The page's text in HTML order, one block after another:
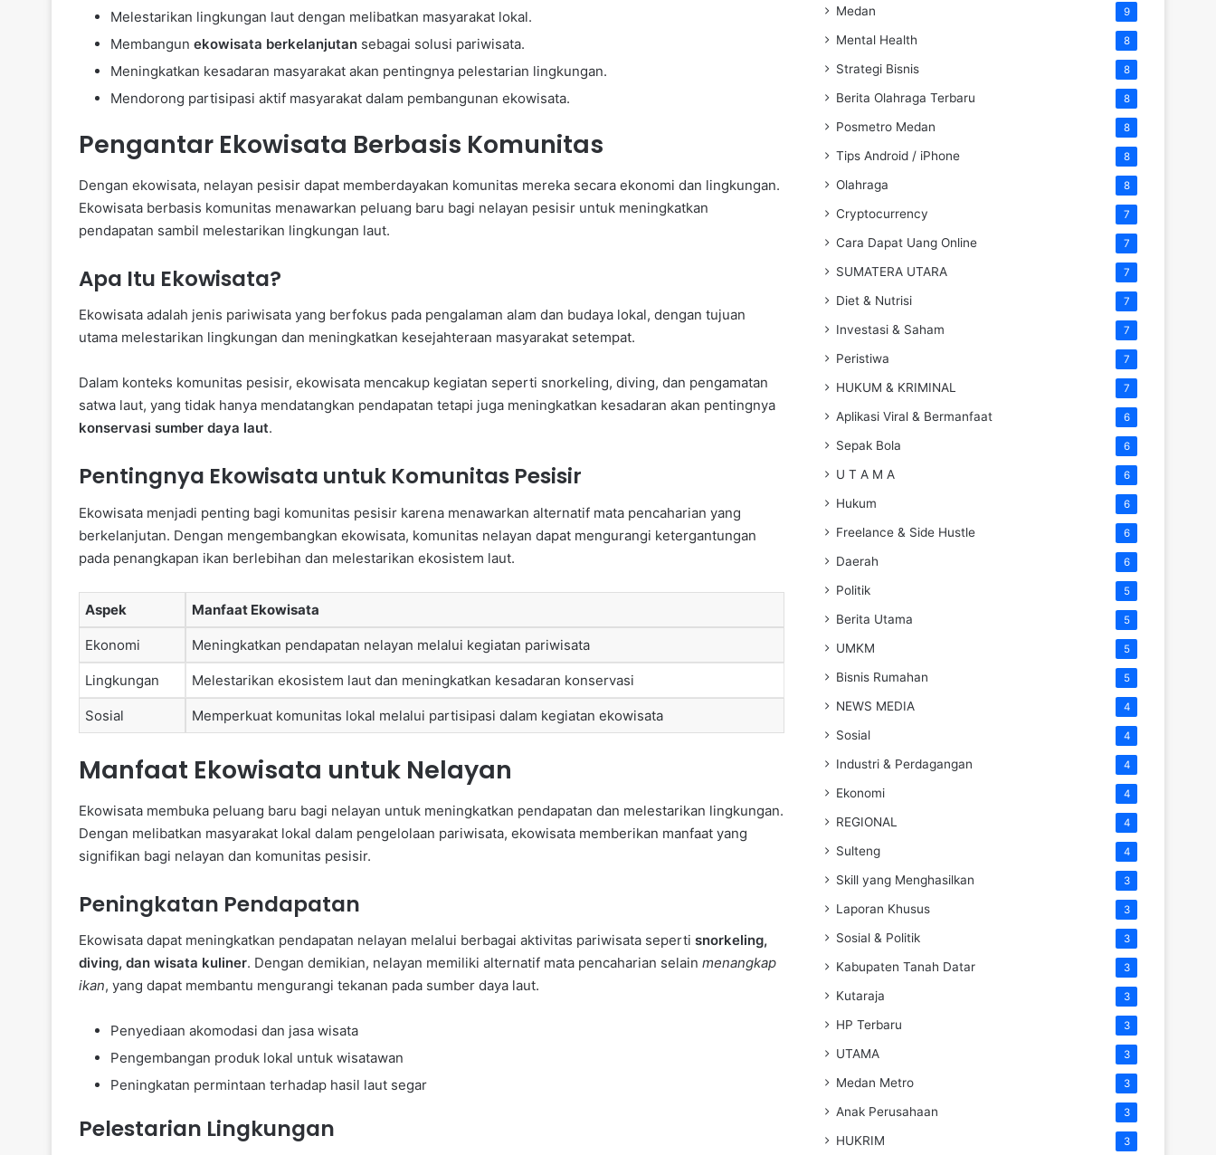
Melestarikan lingkungan laut dengan melibatkan masyarakat lokal.
Membangun ekowisata berkelanjutan sebagai solusi pariwisata.
Meningkatkan kesadaran masyarakat akan pentingnya pelestarian lingkungan.
Mendorong partisipasi aktif masyarakat dalam pembangunan ekowisata.
Pengantar Ekowisata Berbasis Komunitas
Dengan ekowisata, nelayan pesisir dapat memberdayakan komunitas mereka secara ekonomi dan lingkungan.
Ekowisata berbasis komunitas menawarkan peluang baru bagi nelayan pesisir untuk meningkatkan
pendapatan sambil melestarikan lingkungan laut.
Apa Itu Ekowisata?
Ekowisata adalah jenis pariwisata yang berfokus pada pengalaman alam dan budaya lokal, dengan tujuan
utama melestarikan lingkungan dan meningkatkan kesejahteraan masyarakat setempat.
Dalam konteks komunitas pesisir, ekowisata mencakup kegiatan seperti snorkeling, diving, dan pengamatan
satwa laut, yang tidak hanya mendatangkan pendapatan tetapi juga meningkatkan kesadaran akan pentingnya
konservasi sumber daya laut.
Pentingnya Ekowisata untuk Komunitas Pesisir
Ekowisata menjadi penting bagi komunitas pesisir karena menawarkan alternatif mata pencaharian yang
berkelanjutan. Dengan mengembangkan ekowisata, komunitas nelayan dapat mengurangi ketergantungan
pada penangkapan ikan berlebihan dan melestarikan ekosistem laut.
Aspek Manfaat Ekowisata
Ekonomi Meningkatkan pendapatan nelayan melalui kegiatan pariwisata
Lingkungan Melestarikan ekosistem laut dan meningkatkan kesadaran konservasi
Sosial Memperkuat komunitas lokal melalui partisipasi dalam kegiatan ekowisata
Manfaat Ekowisata untuk Nelayan
Ekowisata membuka peluang baru bagi nelayan untuk meningkatkan pendapatan dan melestarikan lingkungan.
Dengan melibatkan masyarakat lokal dalam pengelolaan pariwisata, ekowisata memberikan manfaat yang
signifikan bagi nelayan dan komunitas pesisir.
Peningkatan Pendapatan
Ekowisata dapat meningkatkan pendapatan nelayan melalui berbagai aktivitas pariwisata seperti snorkeling,
diving, dan wisata kuliner. Dengan demikian, nelayan memiliki alternatif mata pencaharian selain menangkap
ikan, yang dapat membantu mengurangi tekanan pada sumber daya laut.
Penyediaan akomodasi dan jasa wisata
Pengembangan produk lokal untuk wisatawan
Peningkatan permintaan terhadap hasil laut segar
Pelestarian Lingkungan
Medan 9
Mental Health 8
Strategi Bisnis 8
Berita Olahraga Terbaru 8
Posmetro Medan 8
Tips Android / iPhone 8
Olahraga 8
Cryptocurrency 7
Cara Dapat Uang Online 7
SUMATERA UTARA 7
Diet & Nutrisi 7
Investasi & Saham 7
Peristiwa 7
HUKUM & KRIMINAL 7
Aplikasi Viral & Bermanfaat 6
Sepak Bola 6
U T A M A 6
Hukum 6
Freelance & Side Hustle 6
Daerah 6
Politik 5
Berita Utama 5
UMKM 5
Bisnis Rumahan 5
NEWS MEDIA 4
Sosial 4
Industri & Perdagangan 4
Ekonomi 4
REGIONAL 4
Sulteng 4
Skill yang Menghasilkan 3
Laporan Khusus 3
Sosial & Politik 3
Kabupaten Tanah Datar 3
Kutaraja 3
HP Terbaru 3
UTAMA 3
Medan Metro 3
Anak Perusahaan 3
HUKRIM 3